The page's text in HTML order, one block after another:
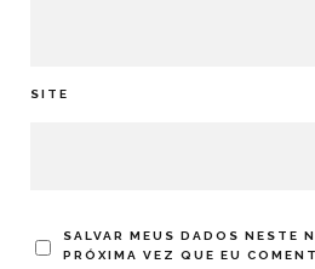
SITE
SALVAR MEUS DADOS NESTE
PRÓXIMA VEZ QUE EU